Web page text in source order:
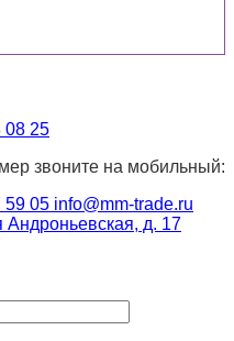
08 25
звоните на мобильный:
59 05 info@mm-trade.ru
Андроньевская, д. 17